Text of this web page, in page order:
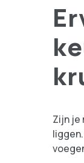
Zijn je